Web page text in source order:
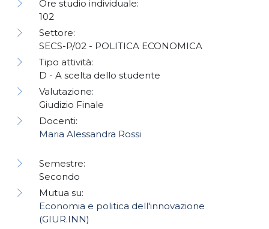
Ore studio individuale:
102
Settore:
SECS-P/02 - POLITICA ECONOMICA
Tipo attività:
D - A scelta dello studente
Valutazione:
Giudizio Finale
Docenti:
Maria Alessandra Rossi
Semestre:
Secondo
Mutua su:
Economia e politica dell'innovazione
(GIUR.INN)